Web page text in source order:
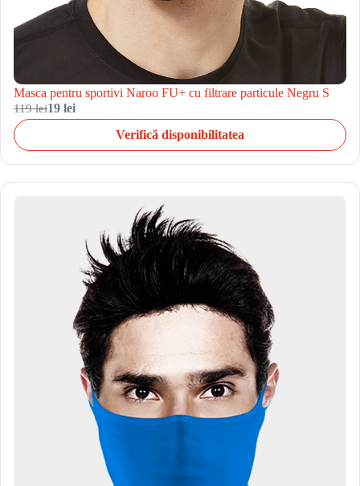
Masca pentru sportivi Naroo FU+ cu filtrare particule Negru S
119 lei19 lei
Verifică disponibilitatea